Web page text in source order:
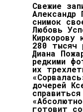
Свежие
Александр
снимок
Любовь
Киркорову
280 тысяч
Диана
редкими
их
дочерей
готовит